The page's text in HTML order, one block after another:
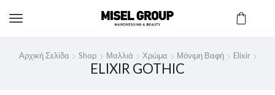
Αρχική Σελίδα Shop Μαλλιά Χρώμα Μόνιμη Βαφή Elixir
ELIXIR GOTHIC